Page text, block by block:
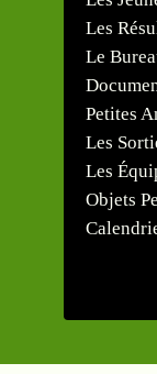
Les
Le
Petites
Les
Les
Objets